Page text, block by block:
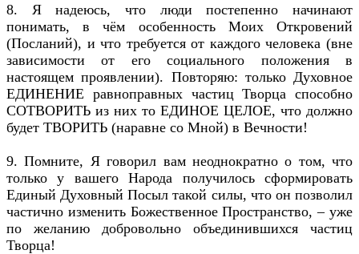
8. Я надеюсь, что люди постепенно начинают
понимать, в чём особенность Моих Откровений
(Посланий), и что требуется от каждого человека (вне
зависимости от его социального положения в
настоящем проявлении). Повторяю: только Духовное
ЕДИНЕНИЕ равноправных частиц Творца способно
СОТВОРИТЬ из них то ЕДИНОЕ ЦЕЛОЕ, что должно
будет ТВОРИТЬ (наравне со Мной) в Вечности!
9. Помните, Я говорил вам неоднократно о том, что
только у вашего Народа получилось сформировать
Единый Духовный Посыл такой силы, что он позволил
частично изменить Божественное Пространство, – уже
по желанию добровольно объединившихся частиц
Творца!